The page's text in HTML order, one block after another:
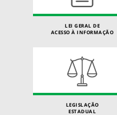
LEI GERAL DE
ACESSO À INFORMAÇÃO
LEGISLAÇÃO
ESTADUAL